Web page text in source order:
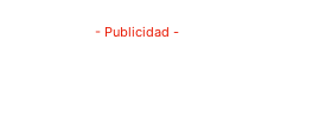
- Publicidad -